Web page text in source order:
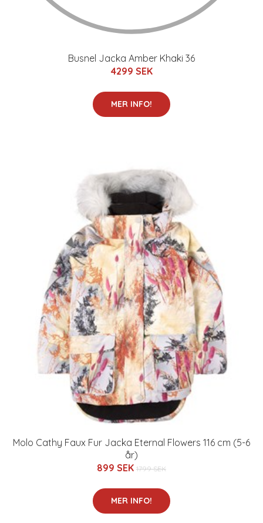
Busnel Jacka Amber Khaki 36
4299 SEK
MER INFO!
Molo Cathy Faux Fur Jacka Eternal Flowers 116 cm (5-6
år)
899 SEK 1799 SEK
MER INFO!